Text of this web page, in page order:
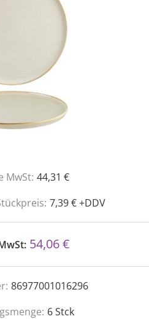
MwSt: 44,31 €
7,39 € +DDV
54,06 €
86977001016296
6Stck